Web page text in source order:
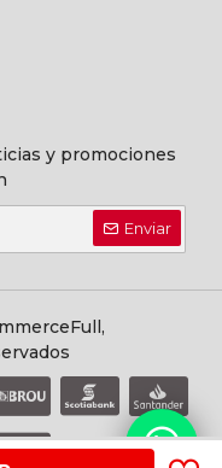
y promociones
Enviar